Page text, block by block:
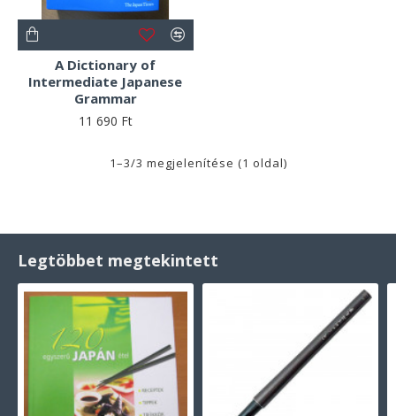
A Dictionary of
Intermediate Japanese
Grammar
11 690 Ft
1–3/3 megjelenítése (1 oldal)
Legtöbbet megtekintett